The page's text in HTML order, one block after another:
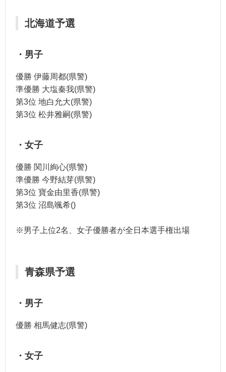
北海道予選
・男子
優勝 伊藤周都(県警)
準優勝 大塩秦我(県警)
第3位 地白允大(県警)
第3位 松井雅嗣(県警)
・女子
優勝 関川絢心(県警)
準優勝 今野結芽(県警)
第3位 寶金由里香(県警)
第3位 沼島颯希()
※男子上位2名、女子優勝者が全日本選手権出場
青森県予選
・男子
優勝 相馬健志(県警)
・女子